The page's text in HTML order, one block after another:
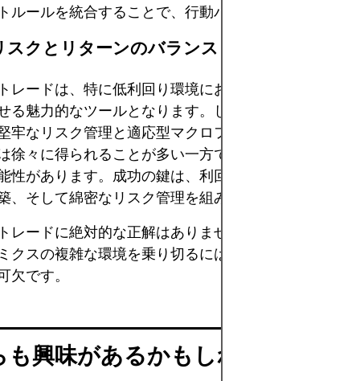
ルールを統合することで、行動バイアスを軽減でき
スクとリターンのバランス
レードは、特に低利回り環境において、ポートフォ
る魅力的なツールとなります。しかし、他のレバレ
牢なリスク管理と適応型マクロフレームワークが求
徐々に得られることが多い一方で、損失は突然かつ
性があります。成功の鍵は、利回り追求行動と慎重
、そして綿密なリスク管理を組み合わせることです。
レードに絶対的な正解はありません。世界的な資本
クスの複雑な環境を乗り切るには、忍耐、準備、そ
欠です。
興味があるかもしれません